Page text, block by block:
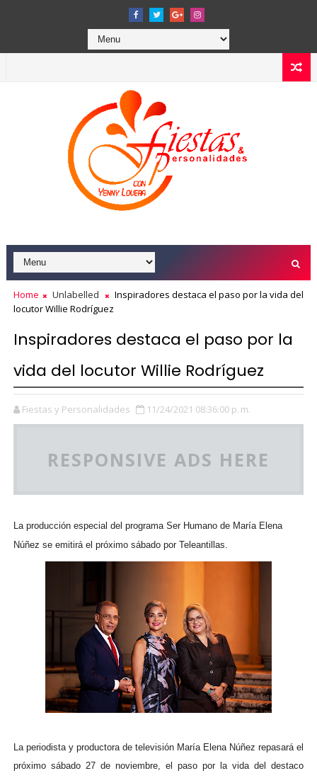
Home Unlabelled
Inspiradores destaca el paso por la vida del
locutor Willie Rodríguez
Inspiradores destaca el paso por la
vida del locutor Willie Rodríguez
Fiestas y Personalidades 11/24/2021 08:36:00 p. m.
RESPONSIVE ADS HERE
La producción especial del programa Ser Humano de María Elena
Núñez se emitirá el próximo sábado por Teleantillas.
La periodista y productora de televisión María Elena Núñez repasará el
próximo sábado 27 de noviembre, el paso por la vida del destaco